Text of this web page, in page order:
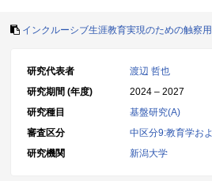
インクルーシブ生涯教育実現のための触察
研究代表者
渡辺 哲也
研究期間 (年度)
2024 – 2027
研究種目
基盤研究(A)
審査区分
中区分9:教育学お
研究機関
新潟大学